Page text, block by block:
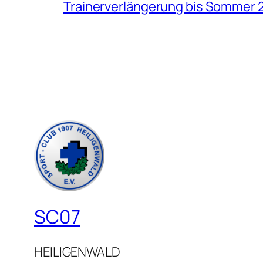
Trainerverlängerung bis Sommer
SC07
HEILIGENWALD